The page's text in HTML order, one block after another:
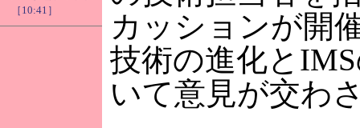
［10:41］
カッションが開
技術の進化と
いて意見が交わ